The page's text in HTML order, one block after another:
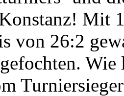
Mit
von 26:2